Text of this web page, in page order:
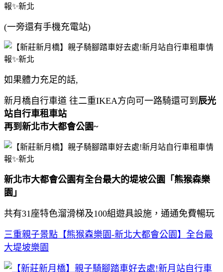
(一旁還有手機充電站)
如果體力充足的話,
新月橋自行車道 往二重IKEA方向可一路騎還可到 辰光
站自行車租車站
再到新北市大都會公園~
新北市大都會公園有全台最大的堤坡公園「熊猴森樂
園」
共有31座特色溜滑梯及100組遊具設施，通通免費暢玩
三重親子景點【熊猴森樂園-新北大都會公園】全台最
大堤坡樂園